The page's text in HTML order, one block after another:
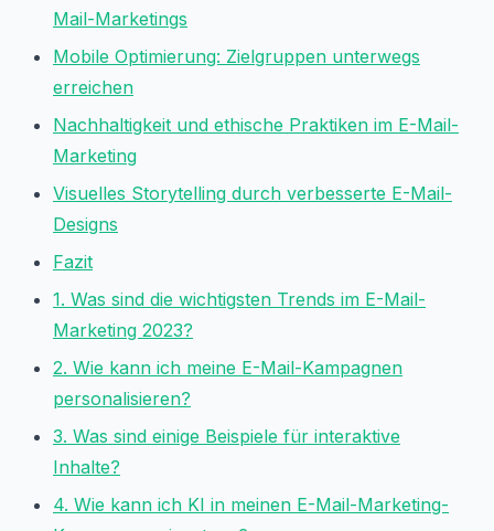
Mail-Marketings
Mobile Optimierung: Zielgruppen unterwegs
erreichen
Nachhaltigkeit und ethische Praktiken im E-Mail-
Marketing
Visuelles Storytelling durch verbesserte E-Mail-
Designs
Fazit
1. Was sind die wichtigsten Trends im E-Mail-
Marketing 2023?
2. Wie kann ich meine E-Mail-Kampagnen
personalisieren?
3. Was sind einige Beispiele für interaktive
Inhalte?
4. Wie kann ich KI in meinen E-Mail-Marketing-